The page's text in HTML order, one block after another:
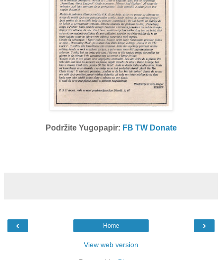
Podržite Yugopapir: FB TW Donate
‹ ›
Home
View web version